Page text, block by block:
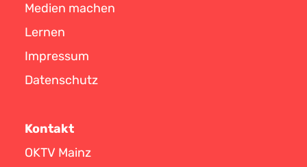
Medien machen
Lernen
Impressum
Datenschutz
Kontakt
OKTV Mainz